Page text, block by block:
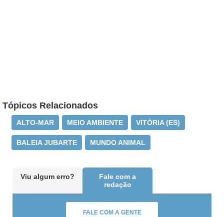
Tópicos Relacionados
ALTO-MAR MEIO AMBIENTE VITÓRIA (ES)
BALEIA JUBARTE MUNDO ANIMAL
Viu algum erro?
Fale com a
redação
FALE COM A GENTE